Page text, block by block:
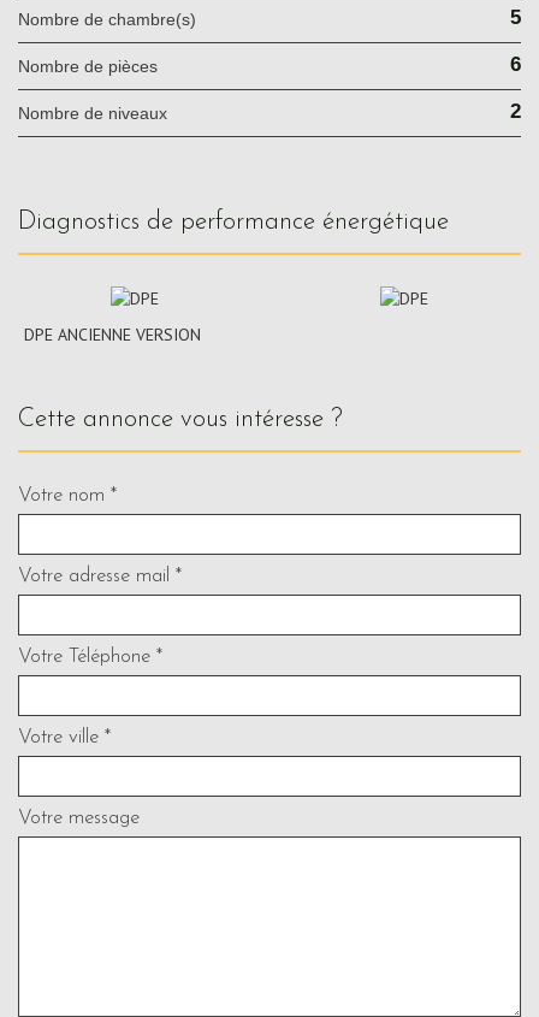
Nombre de chambre(s) 5
Nombre de pièces 6
Nombre de niveaux 2
diagnostics de performance énergétique
DPE ANCIENNE VERSION
cette annonce vous intéresse ?
Votre nom *
Votre adresse mail *
Votre Téléphone *
Votre ville *
Votre message